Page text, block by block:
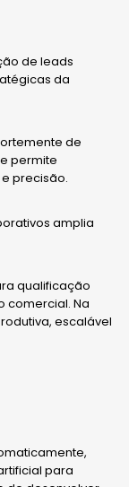
de leads
da
de
permite
precisão.
amplia
qualificação
comercial. Na
escalável
para